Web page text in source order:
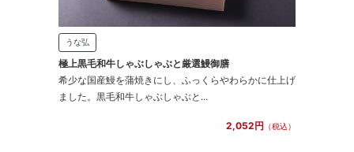
うな弘
極上黒毛和牛しゃぶしゃぶと厳選鰻御膳
希少な国産鰻を蒲焼きにし、ふっくらやわらかに仕上げ
ました。黒毛和牛しゃぶしゃぶと...
2,052円 （税込）